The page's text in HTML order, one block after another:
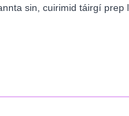
sin, cuirimid táirgí